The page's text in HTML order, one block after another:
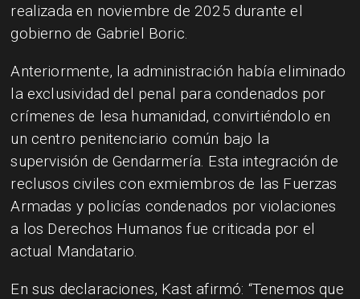
realizada en noviembre de 2025 durante el
gobierno de Gabriel Boric.
Anteriormente, la administración había eliminado
la exclusividad del penal para condenados por
crímenes de lesa humanidad, convirtiéndolo en
un centro penitenciario común bajo la
supervisión de Gendarmería. Esta integración de
reclusos civiles con exmiembros de las Fuerzas
Armadas y policías condenados por violaciones
a los Derechos Humanos fue criticada por el
actual Mandatario.
En sus declaraciones, Kast afirmó: “Tenemos que